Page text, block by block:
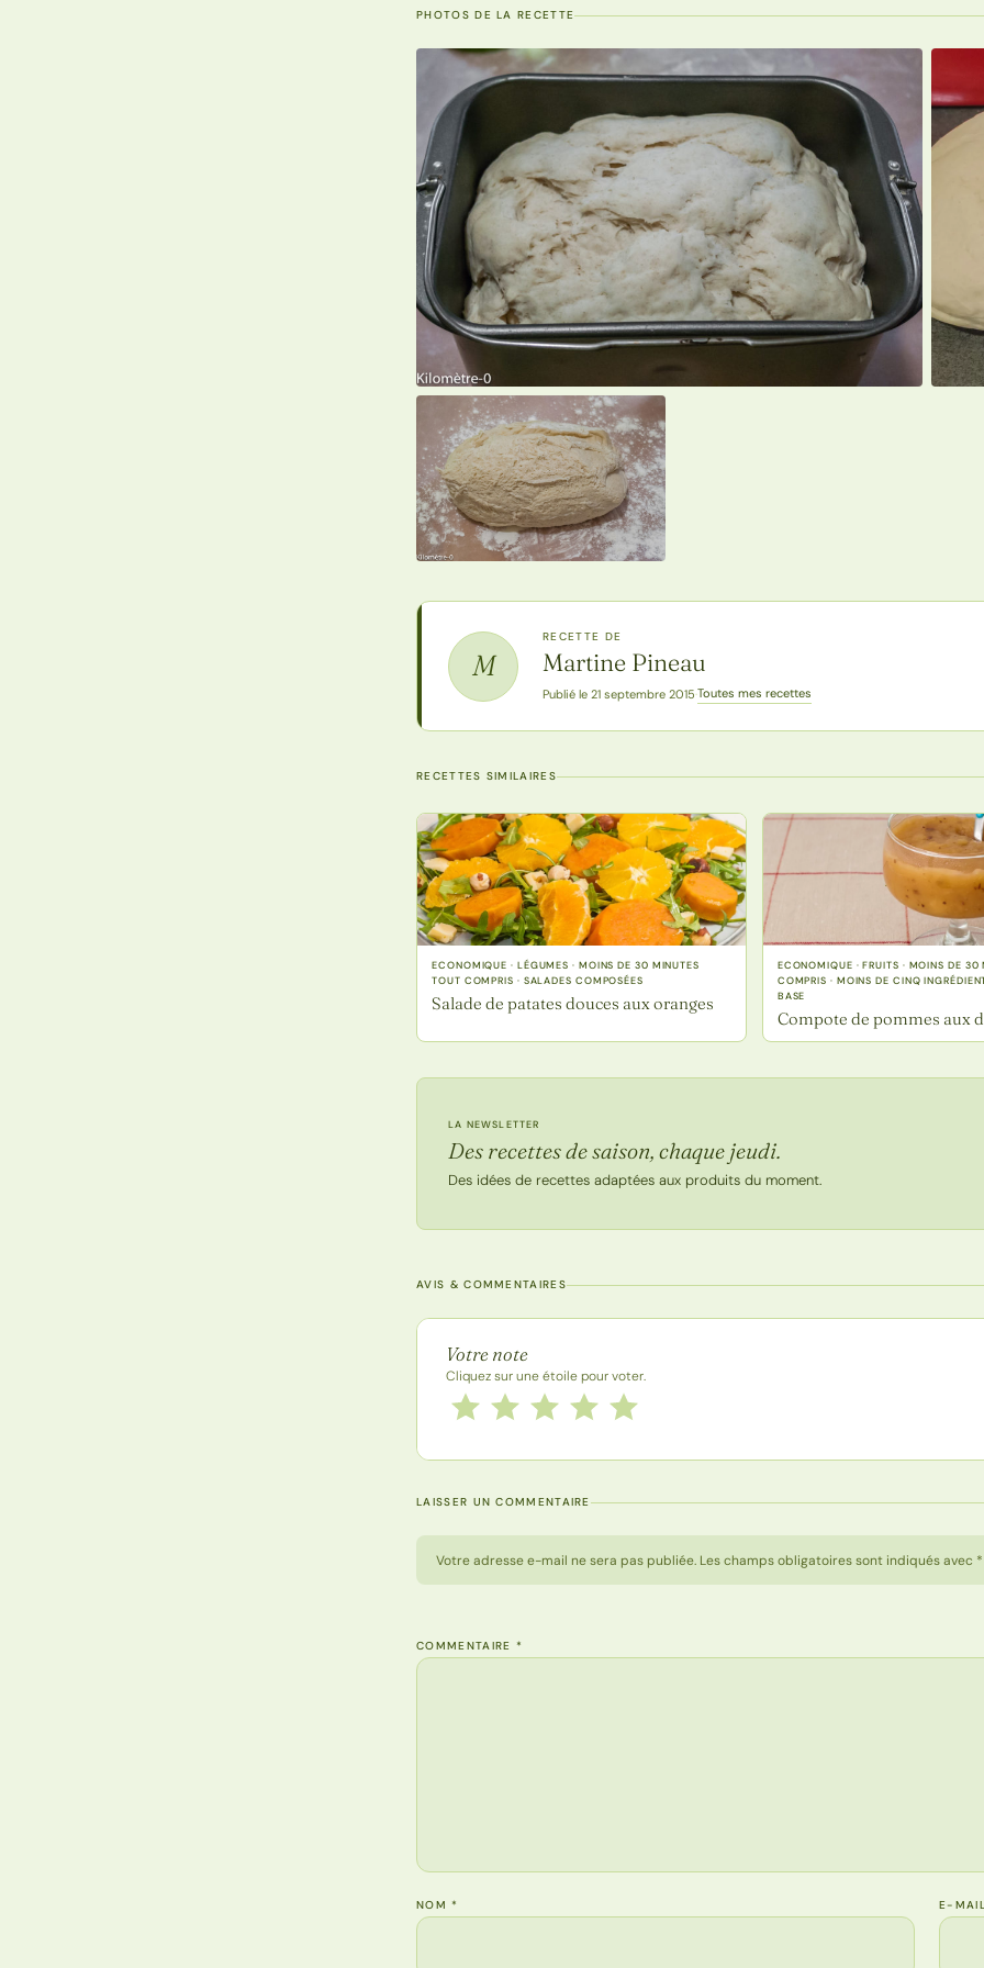
PHOTOS DE LA RECETTE
M
RECETTE DE
Martine Pineau
Publié le 21 septembre 2015·Toutes mes recettes
RECETTES SIMILAIRES
ECONOMIQUE · LÉGUMES · MOINS DE 30 MINUTES
TOUT COMPRIS · SALADES COMPOSÉES
Salade de patates douces aux oranges
ECONOMIQUE · FRUITS · MOINS DE 30
COMPRIS · MOINS DE CINQ
BASE
Compote de pommes aux
LA NEWSLETTER
Des recettes de saison, chaque jeudi.
Des idées de recettes adaptées aux produits du moment.
AVIS & COMMENTAIRES
Note de la recette
Votre note
Cliquez sur une étoile pour voter.
Notez cette recette de 1 à 5 étoiles
5 étoiles
4 étoiles
3 étoiles
2 étoiles
1 étoile
LAISSER UN COMMENTAIRE
Votre adresse e-mail ne sera pas publiée. Les champs obligatoires sont indiqués avec *
COMMENTAIRE *
NOM* E-